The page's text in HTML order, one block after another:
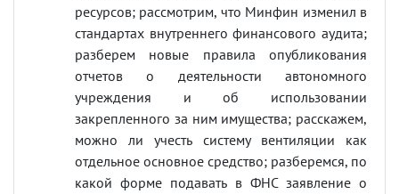
ресурсов; рассмотрим, что Минфин изменил в
стандартах внутреннего финансового аудита;
разберем новые правила опубликования
отчетов о деятельности автономного
учреждения и об использовании
закрепленного за ним имущества; расскажем,
можно ли учесть систему вентиляции как
отдельное основное средство; разберемся, по
какой форме подавать в ФНС заявление о